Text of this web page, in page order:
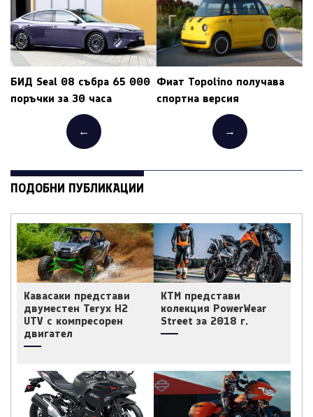
БИД Seal 08 събра 65 000
поръчки за 30 часа
←
Фиат Topolino получава
спортна версия
→
ПОДОБНИ ПУБЛИКАЦИИ
Кавасаки представи
двуместен Teryx H2
UTV с компресорен
двигател
КТМ представи
колекция PowerWear
Street за 2018 г.